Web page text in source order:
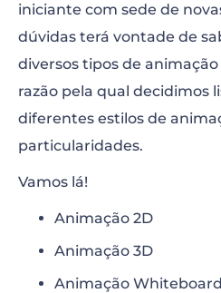
iniciante com sede de
dúvidas terá vontade de
diversos tipos de
razão pela qual decidimos
diferentes estilos de
particularidades.
Vamos lá!
Animação 2D
Animação 3D
Animação Whiteboard